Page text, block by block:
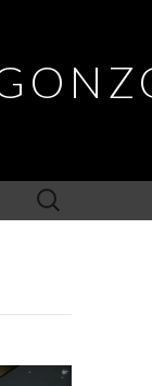
Suche
nach: